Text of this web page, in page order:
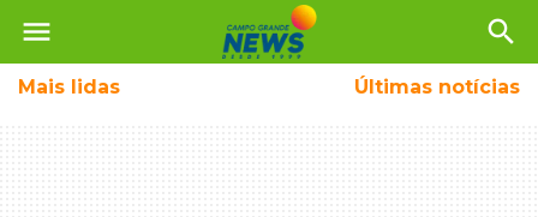
menu search
Mais lidas Últimas notícias